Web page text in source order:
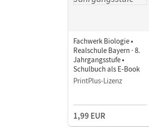
Fachwerk Biologie •
Realschule Bayern · 8.
Jahrgangsstufe •
Schulbuch als E-Book
PrintPlus-Lizenz
1,99 EUR